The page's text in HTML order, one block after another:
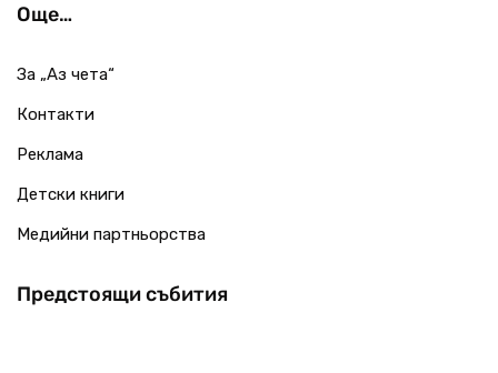
Още…
За „Аз чета“
Контакти
Реклама
Детски книги
Медийни партньорства
Предстоящи събития